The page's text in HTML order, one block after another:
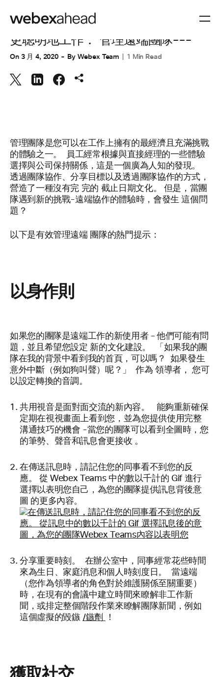
視訊會議
更聰明地工作： 管理遠端團隊---
On 3 月 4, 2020 By Webex Team 1 Min Read
管理團隊是您可以在工作上擁有的最經濟且充滿挑戰
的體驗之一。
員工經常根據與直接經理的一些體驗
選擇與公司保持關係，這是一個廣為人知的發現。
透過團隊協作、分享目標以及透過團隊協作的方式，
營造了一種沒有完 完的 截止日期文化。 但是 ，當團
隊遇到新的挑戰-遠端協作的體驗時，會發生這個問
題？
以下是有效管理遠端 團隊的熱門提示：
以身作則
如果您的團隊是遠端工作的新使用者 – 他們可能有問
題，並且希望您設定 新的文化建設。 「 如果我的團
隊在我的背景中看到我的首頁，可以嗎？ 如果發生
意外中斷（例如狗叫聲）呢？」 作為 領導者，您可
以設定轉換的音調。
共用視音是面對面交流的新內容。 能夠重新確保
定期在視視畫面上看到您，並為您提供使用完整
溝通技巧的機會 -當您的團隊可以看到全圖時，您
的筆勢、聲音和訊息會更接收 。
在傳送訊息時，請記住您的同事看不到您的反
應。
從 Webex Teams 中的數以千計的 Gif 進行
選擇以表明您自己，為您的團隊提供訊息背後意
圖 的更多內容。
分享重要時刻。 在辦公室中，同事經常花些時間
來為生日、家庭消息和個人時刻度日。 當遠端
（您作為領導者的角色對於維護關係至關重要）
時，在現有的會議中建立時間來瞭解非工作新
聞，或排定整個階段作業來瞭解團隊新聞，例如
這個虛擬的毀鏃 /鏃劑 ！